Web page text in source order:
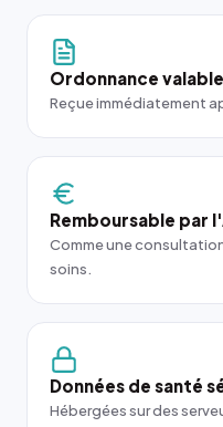
Ordonnance
Reçue immédiatement
Remboursable par
Comme une
soins.
Données de santé
Hébergées sur des